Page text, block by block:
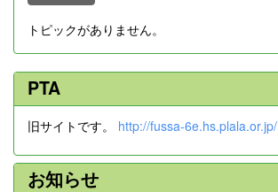
トピックがありません。
PTA
旧サイトです。 http://fussa-6e.hs.plala.or.jp/
お知らせ